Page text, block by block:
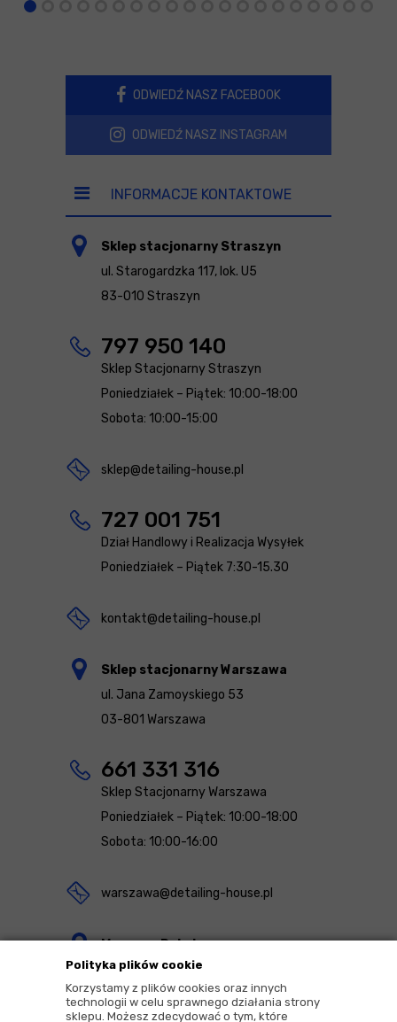
Polityka plików cookie
Korzystamy z plików cookies oraz innych
technologii w celu sprawnego działania strony
sklepu. Możesz zdecydować o tym, które
ODWIEDŹ NASZ FACEBOOK
ODWIEDŹ NASZ INSTAGRAM
INFORMACJE KONTAKTOWE
Sklep stacjonarny Straszyn
ul. Starogardzka 117, lok. U5
83-010 Straszyn
797 950 140
Sklep Stacjonarny Straszyn
Poniedziałek – Piątek: 10:00-18:00
Sobota: 10:00-15:00
sklep@detailing-house.pl
727 001 751
Dział Handlowy i Realizacja Wysyłek
Poniedziałek – Piątek 7:30-15.30
kontakt@detailing-house.pl
Sklep stacjonarny Warszawa
ul. Jana Zamoyskiego 53
03-801 Warszawa
661 331 316
Sklep Stacjonarny Warszawa
Poniedziałek – Piątek: 10:00-18:00
Sobota: 10:00-16:00
warszawa@detailing-house.pl
Magazyn Rekcin
Nomos Sp. z o.o. sp.k.
ul. Agrestowa 1
83-010 Rekcin